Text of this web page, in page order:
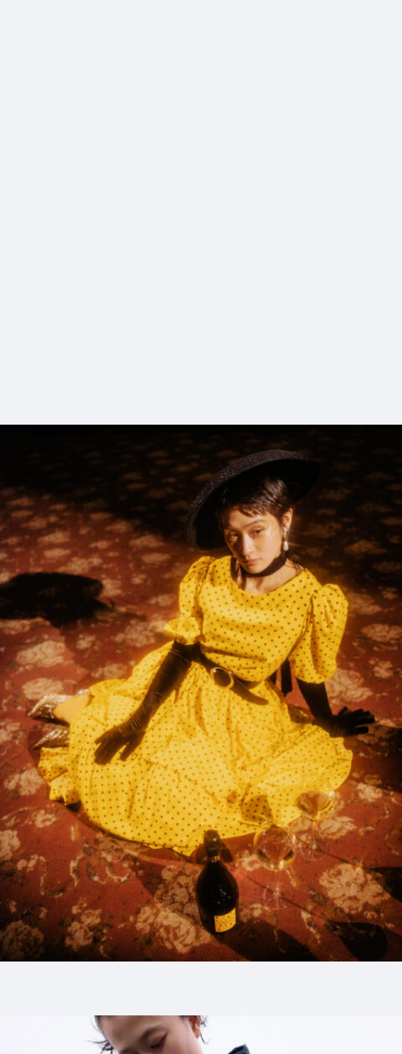
8_MARIABLACK
#shine
#lie-down
#mirror